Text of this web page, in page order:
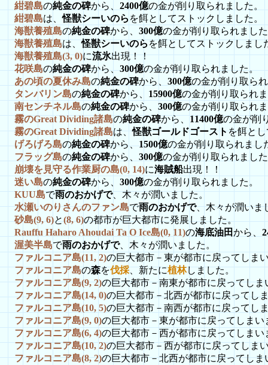
紺碧島の純金の碑から、 2400億の金が削り取られました。
紺碧島は、怪獣シーいのら を餌としてストックしました。
海獣養殖島の純金の碑から、 300億の金が削り取られまし
海獣養殖島は、怪獣シーいのらを餌としてストックしまし
海獣養殖島(3, 0)に流氷出現！！
花咲島の純金の碑から、300億の金が削り取られました。
あの頃の夏休み島の純金の碑から、 300億の金が削り取ら
タンバリン島の純金の碑から、 15900億の金が削り取られ
南センチネル島の純金の碑から、 300億の金が削り取られ
霧のGreat Dividing諸島の純金の碑から、11400億の金が削
霧のGreat Dividing諸島は、怪獣ゴールドゴーストを餌と
げろげろ島の純金の碑から、1500億の金が削り取られまし
フラッグ島の純金の碑から、 300億の金が削り取られまし
崩壊を見守る作業厨の島(0, 14)に海賊船出現！！
迷い島の純金の碑から、 300億の金が削り取られました。
KUU島で雨のおかげで、木々が潤いました。
水瀬いのりさんのファン島で雨のおかげで、木々が潤いま
砂島(9, 6)と(8, 6)の都市が巨大都市に発展しました。
Rauffu Haharo Ahoudai Ta O Ice島(0, 11)の海底油田から、
渥美半島で雨のおかげで、木々が潤いました。
ファルコニア島(11, 2)の巨大都市－東が都市に戻ってしま
ファルコニア島の森を伐採、新たに植林しました。
ファルコニア島(9, 2)の巨大都市－南東が都市に戻ってしま
ファルコニア島(14, 0)の巨大都市－北西が都市に戻ってし
ファルコニア島(10, 5)の巨大都市－南西が都市に戻ってし
ファルコニア島(9, 0)の巨大都市－東が都市に戻ってしまい
ファルコニア島(6, 4)の巨大都市－西が都市に戻ってしまい
ファルコニア島(10, 2)の巨大都市－西が都市に戻ってしま
ファルコニア島(8, 2)の巨大都市－北西が都市に戻ってしま